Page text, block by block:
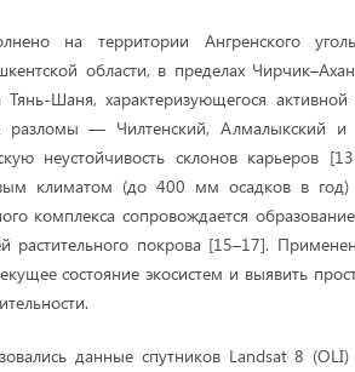
на территории Ангренского
области, в пределах
Тянь-Шаня, характеризующегося
разломы — Чилтенский,
неустойчивость склонов карьеров
климатом (до 400 мм осадков в год)
комплекса сопровождается
растительного покрова [15–17].
состояние экосистем и выявить
данные спутников Landsat 8